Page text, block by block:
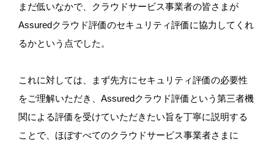
まだ低いなかで、クラウドサービス事業者の皆さまが
Assuredクラウド評価のセキュリティ評価に協力してくれ
るかという点でした。
これに対しては、まず先方にセキュリティ評価の必要性
をご理解いただき、Assuredクラウド評価という第三者機
関による評価を受けていただきたい旨を丁寧に説明する
ことで、ほぼすべてのクラウドサービス事業者さまに